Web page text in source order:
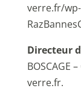
verre.fr/
Directeur
BOSCAGE
verre.fr.